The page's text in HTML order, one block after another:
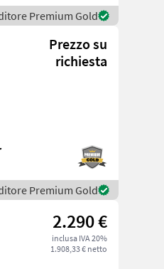
Premium Gold
Prezzo su
richiesta
Premium Gold
2.290 €
inclusa IVA 20%
1.908,33 € netto